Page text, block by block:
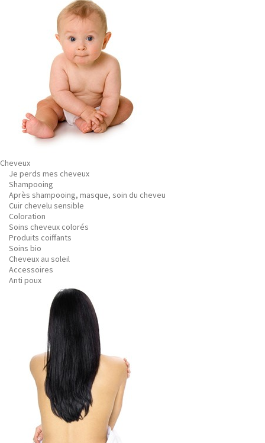
Cheveux
Je perds mes cheveux
Shampooing
Après shampooing, masque, soin du cheveu
Cuir chevelu sensible
Coloration
Soins cheveux colorés
Produits coiffants
Soins bio
Cheveux au soleil
Accessoires
Anti poux